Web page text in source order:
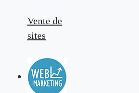
Vente de
sites